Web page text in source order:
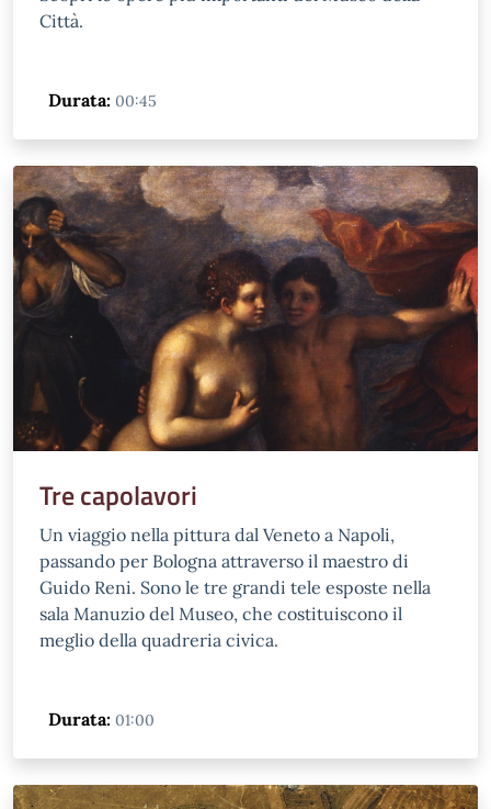
Città.
Durata: 00:45
Tre capolavori
Un viaggio nella pittura dal Veneto a Napoli,
passando per Bologna attraverso il maestro di
Guido Reni. Sono le tre grandi tele esposte nella
sala Manuzio del Museo, che costituiscono il
meglio della quadreria civica.
Durata: 01:00